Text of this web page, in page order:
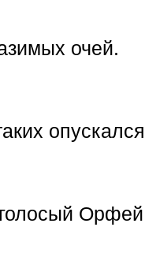
очей.